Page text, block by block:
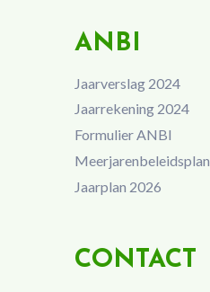
ANBI
Jaarverslag 2024
Jaarrekening 2024
Formulier ANBI
Meerjarenbeleidsplan
Jaarplan 2026
CONTACT